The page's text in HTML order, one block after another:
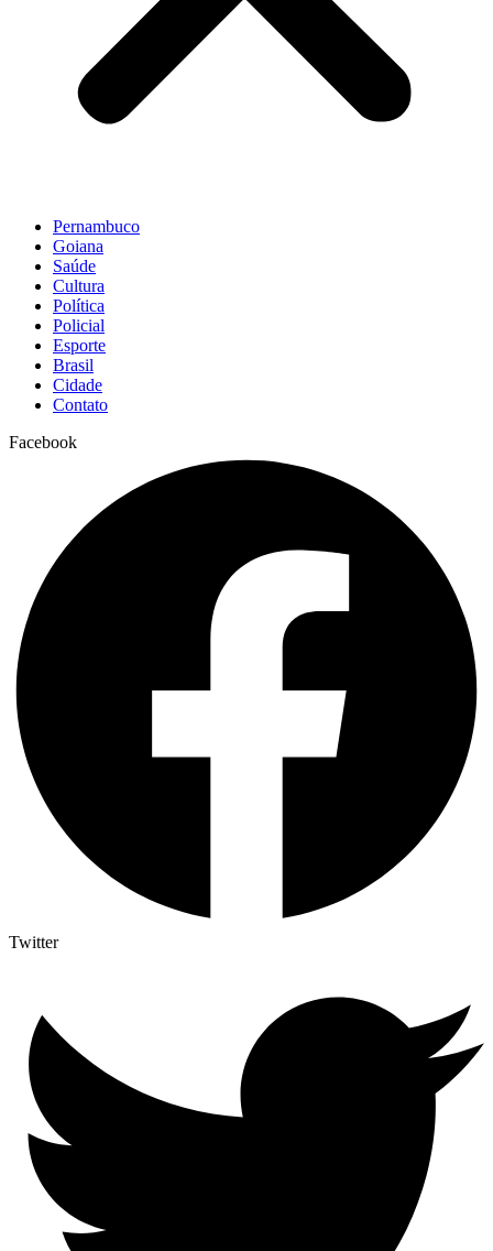
Pernambuco
Goiana
Saúde
Cultura
Política
Policial
Esporte
Brasil
Cidade
Contato
Facebook
Twitter